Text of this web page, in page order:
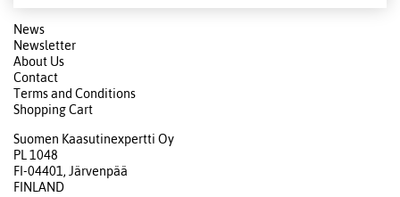
News
Newsletter
About Us
Contact
Terms and Conditions
Shopping Cart
Suomen Kaasutinexpertti Oy
PL 1048
FI-04401, Järvenpää
FINLAND